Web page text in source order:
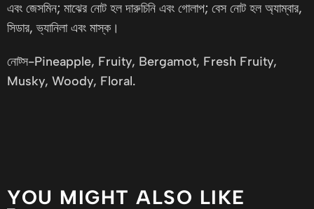
এবং জেসমিন; মাঝের নোট হল দারুচিনি এবং গোলাপ; বেস নোট হল অ্যাম্বার,
সিডার, ভ্যানিলা এবং মাস্ক।
নোট্স-Pineapple, Fruity, Bergamot, Fresh Fruity,
Musky, Woody, Floral.
YOU MIGHT ALSO LIKE